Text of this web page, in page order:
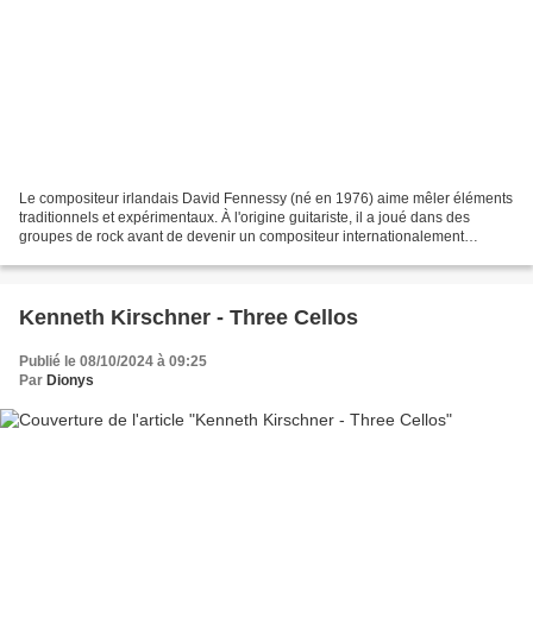
Le compositeur irlandais David Fennessy (né en 1976) aime mêler éléments
traditionnels et expérimentaux. À l'origine guitariste, il a joué dans des
groupes de rock avant de devenir un compositeur internationalement
Kenneth Kirschner - Three Cellos
Publié le 08/10/2024 à 09:25
Par Dionys